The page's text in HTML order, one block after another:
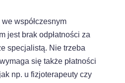
współczesnym
jest brak odpłatności za
specjalistą. Nie trzeba
się także płatności
np. u fizjoterapeuty czy